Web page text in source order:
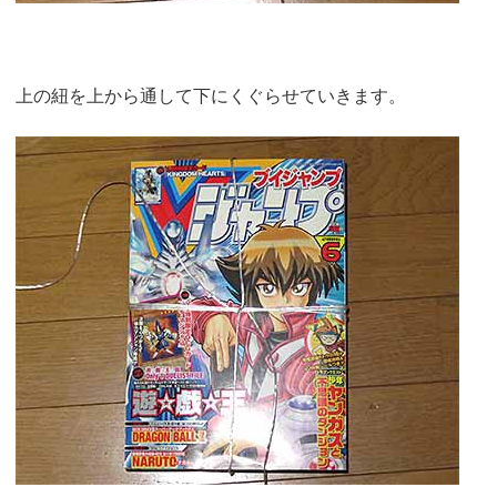
上の紐を上から通して下にくぐらせていきます。